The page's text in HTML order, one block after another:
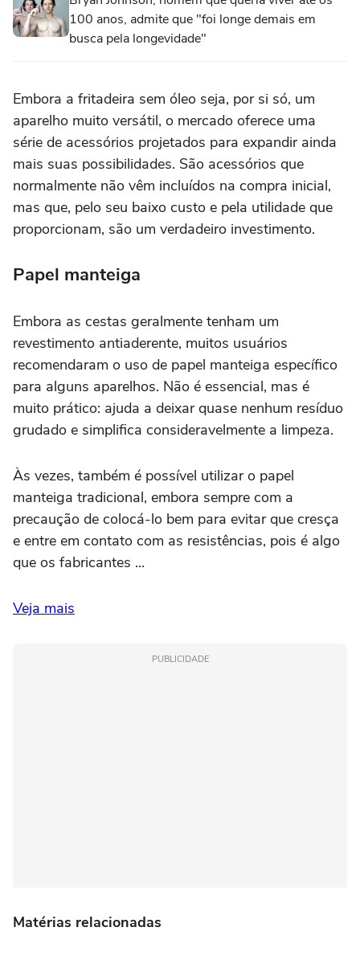
100 anos, admite que "foi longe demais em
busca pela longevidade"
Embora a fritadeira sem óleo seja, por si só, um
aparelho muito versátil, o mercado oferece uma
série de acessórios projetados para expandir ainda
mais suas possibilidades. São acessórios que
normalmente não vêm incluídos na compra inicial,
mas que, pelo seu baixo custo e pela utilidade que
proporcionam, são um verdadeiro investimento.
Papel manteiga
Embora as cestas geralmente tenham um
revestimento antiaderente, muitos usuários
recomendaram o uso de papel manteiga específico
para alguns aparelhos. Não é essencial, mas é
muito prático: ajuda a deixar quase nenhum resíduo
grudado e simplifica consideravelmente a limpeza.
Às vezes, também é possível utilizar o papel
manteiga tradicional, embora sempre com a
precaução de colocá-lo bem para evitar que cresça
e entre em contato com as resistências, pois é algo
que os fabricantes ...
Veja mais
PUBLICIDADE
Matérias relacionadas